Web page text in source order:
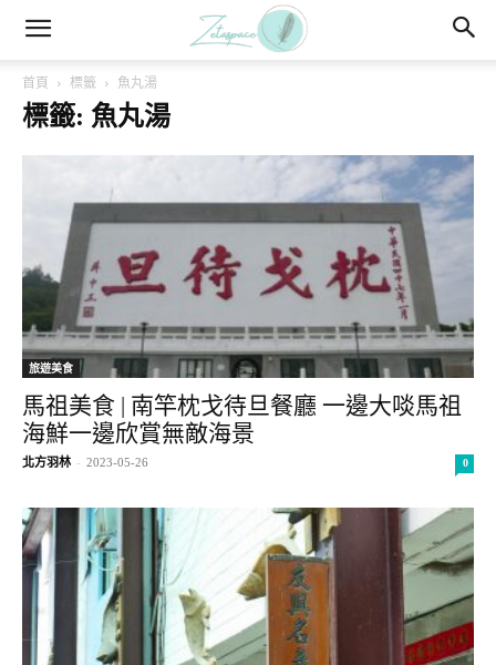
首頁 標籤 魚丸湯
標籤: 魚丸湯
旅遊美食
馬祖美食 | 南竿枕戈待旦餐廳 一邊大啖馬祖
海鮮一邊欣賞無敵海景
北方羽林 - 2023-05-26 0